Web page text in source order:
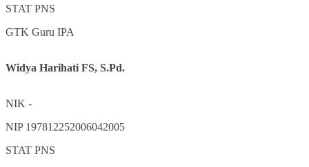
STAT PNS
GTK Guru IPA
Widya Harihati FS, S.Pd.
NIK -
NIP 197812252006042005
STAT PNS